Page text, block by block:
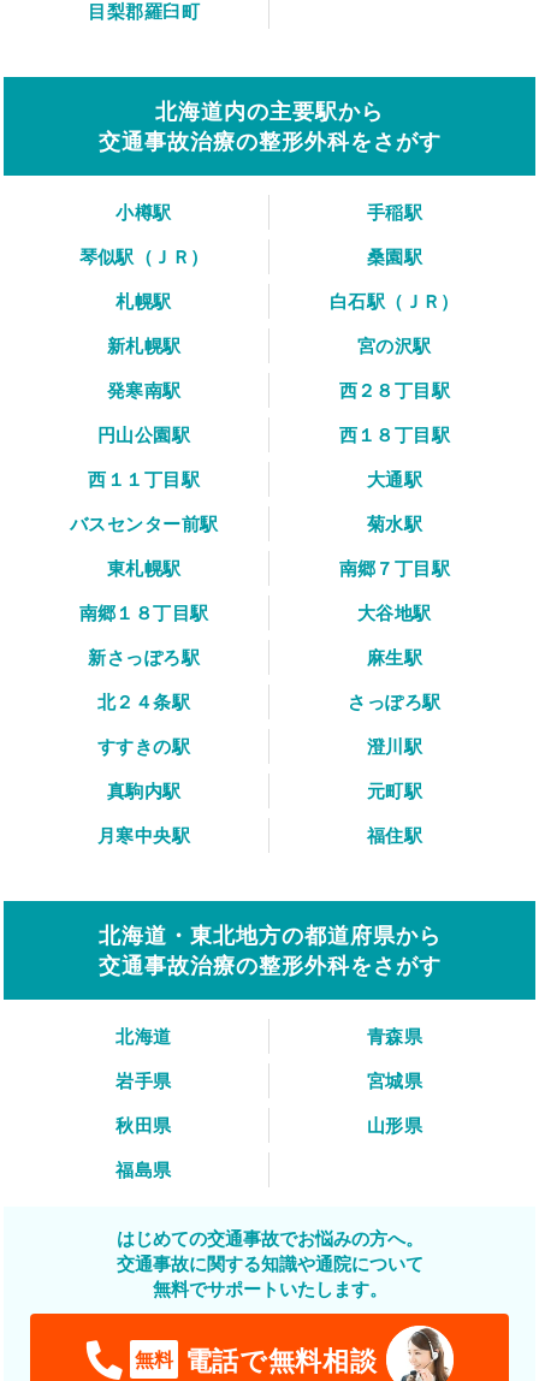
目梨郡羅臼町
北海道内の主要駅から
交通事故治療の整形外科をさがす
小樽駅
手稲駅
琴似駅（ＪＲ）
桑園駅
札幌駅
白石駅（ＪＲ）
新札幌駅
宮の沢駅
発寒南駅
西２８丁目駅
円山公園駅
西１８丁目駅
西１１丁目駅
大通駅
バスセンター前駅
菊水駅
東札幌駅
南郷７丁目駅
南郷１８丁目駅
大谷地駅
新さっぽろ駅
麻生駅
北２４条駅
さっぽろ駅
すすきの駅
澄川駅
真駒内駅
元町駅
月寒中央駅
福住駅
北海道・東北地方の都道府県から
交通事故治療の整形外科をさがす
北海道
青森県
岩手県
宮城県
秋田県
山形県
福島県
はじめての交通事故でお悩みの方へ。
交通事故に関する知識や通院について
無料でサポートいたします。
無料 電話で無料相談